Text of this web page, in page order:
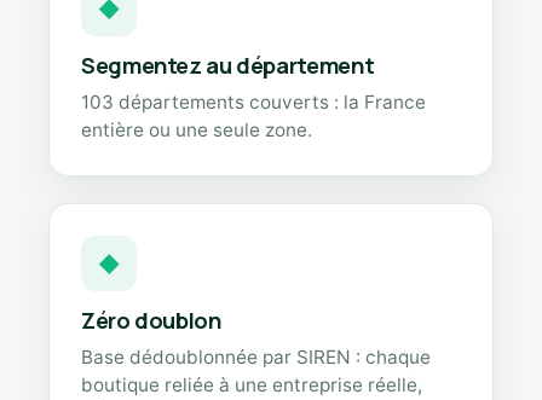
◆
Segmentez au département
103 départements couverts : la France
entière ou une seule zone.
◆
Zéro doublon
Base dédoublonnée par SIREN : chaque
boutique reliée à une entreprise réelle,